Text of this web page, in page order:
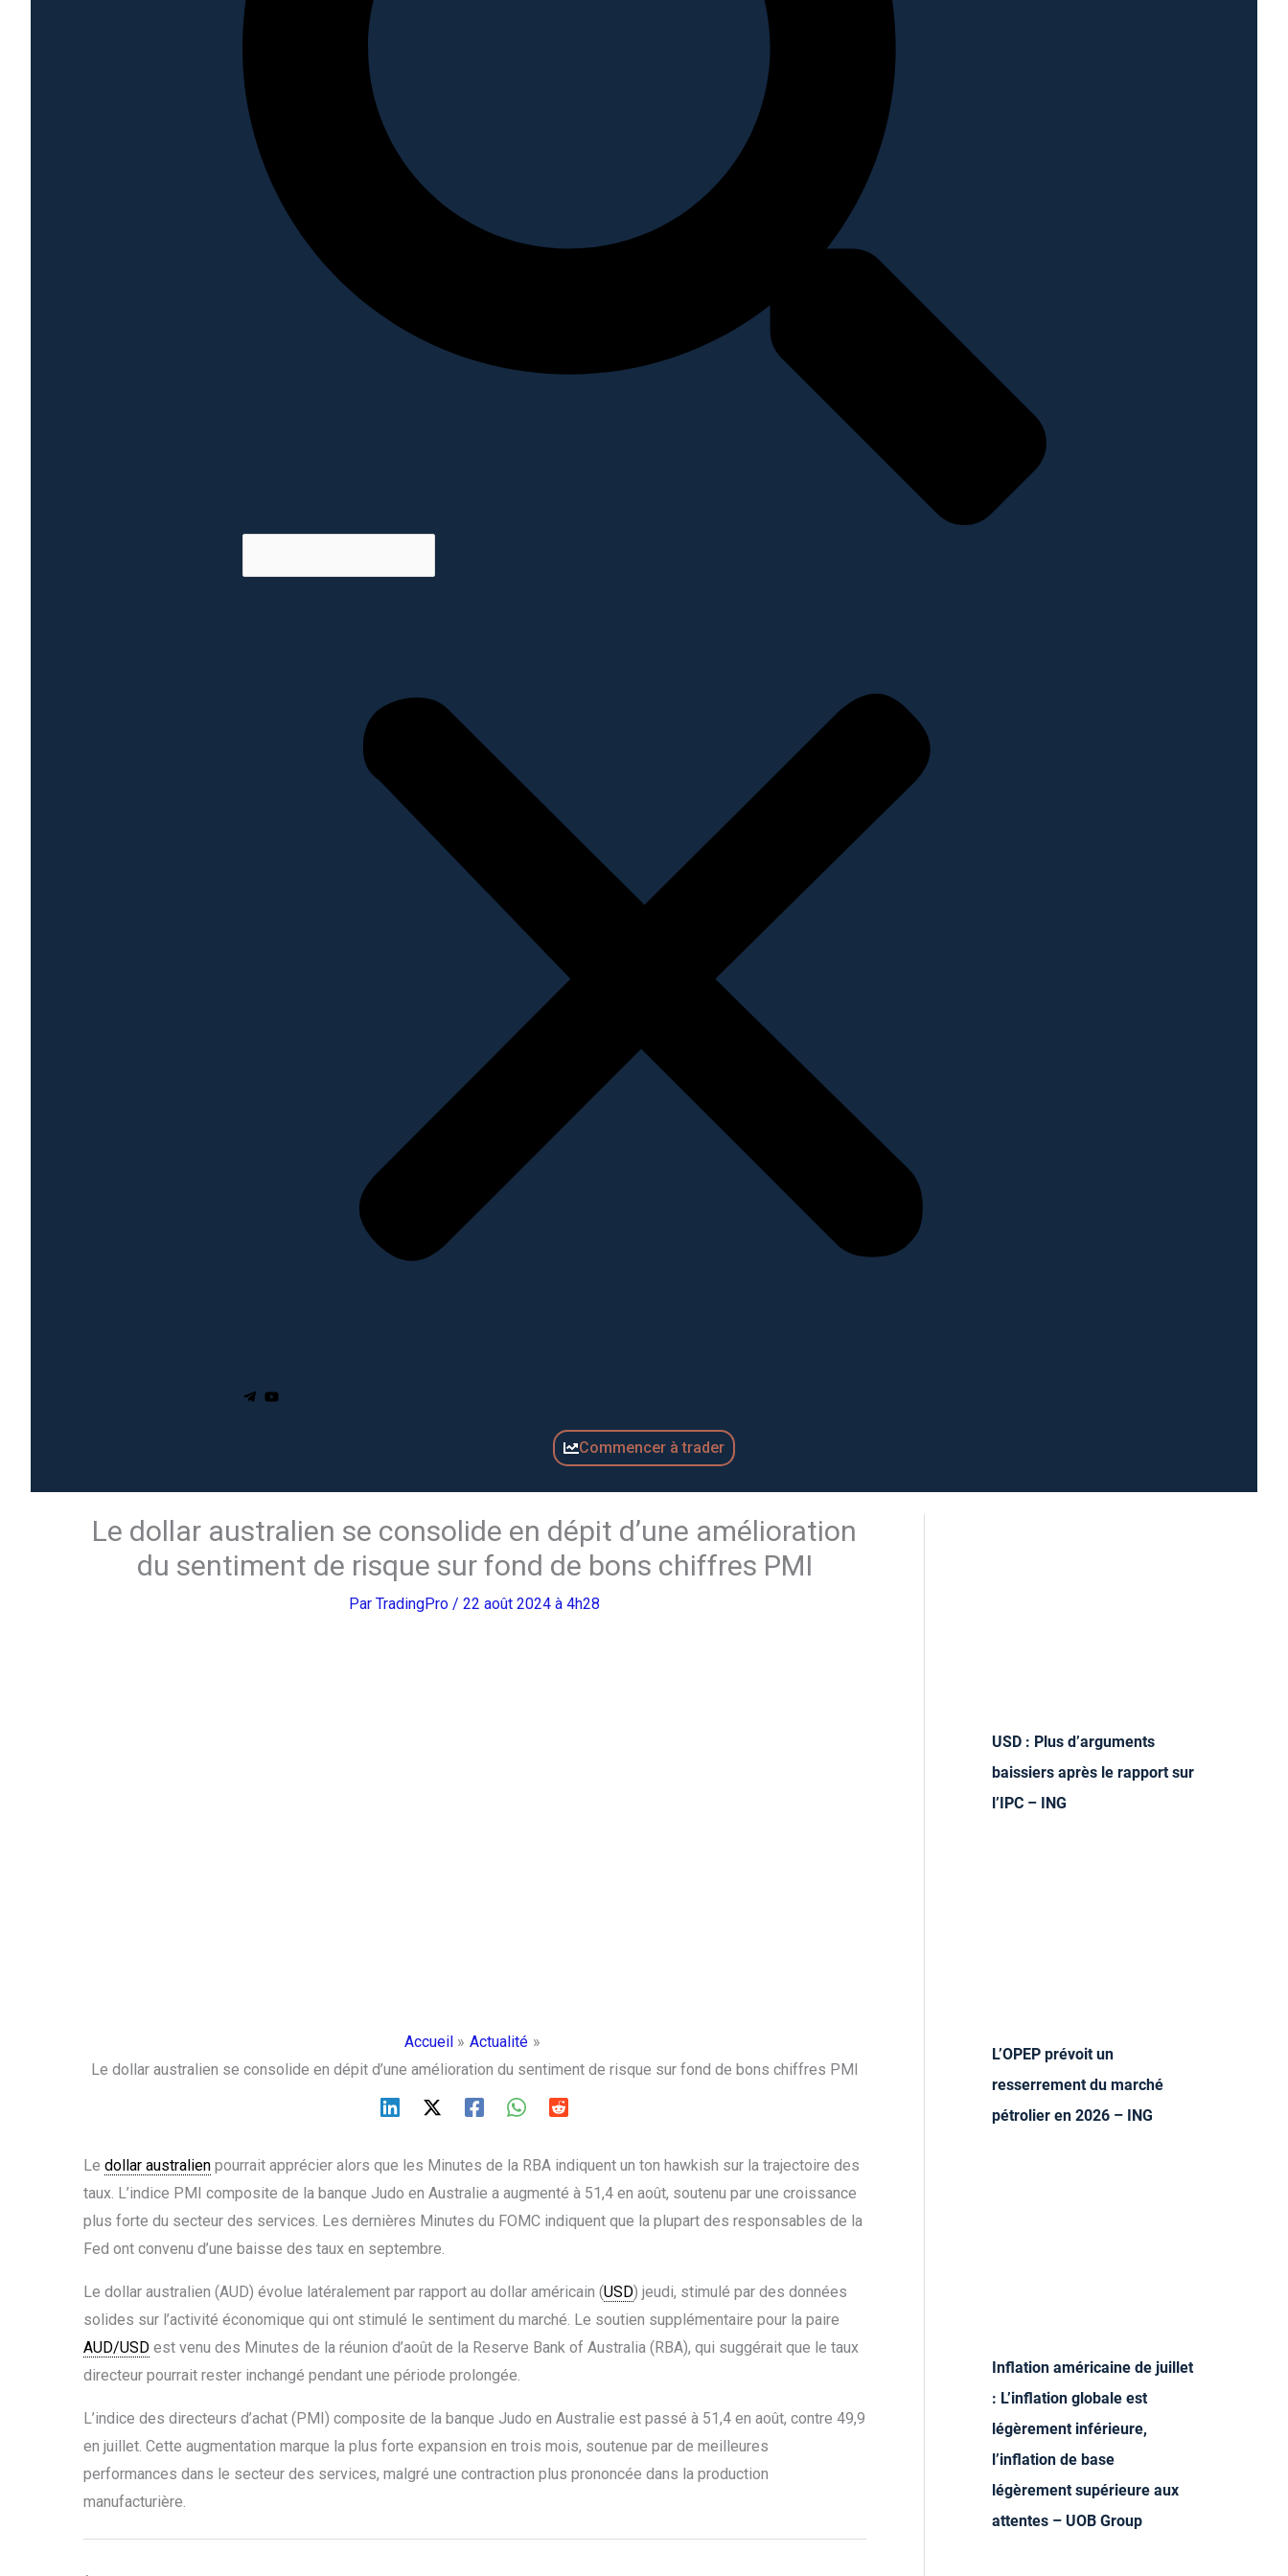
Commencer à trader
Le dollar australien se consolide en dépit d’une amélioration
du sentiment de risque sur fond de bons chiffres PMI
ParTradingPro/ 22 août 2024 à 4h28
Accueil
Actualité
Le dollar australien se consolide en dépit d’une amélioration du sentiment de risque sur fond de bons chiffres PMI
Le dollar australien pourrait apprécier alors que les Minutes de la RBA indiquent un ton hawkish sur la trajectoire des
taux. L’indice PMI composite de la banque Judo en Australie a augmenté à 51,4 en août, soutenu par une croissance
plus forte du secteur des services. Les dernières Minutes du FOMC indiquent que la plupart des responsables de la
Fed ont convenu d’une baisse des taux en septembre.
Le dollar australien (AUD) évolue latéralement par rapport au dollar américain (USD) jeudi, stimulé par des données
solides sur l’activité économique qui ont stimulé le sentiment du marché. Le soutien supplémentaire pour la paire
AUD/USD est venu des Minutes de la réunion d’août de la Reserve Bank of Australia (RBA), qui suggérait que le taux
directeur pourrait rester inchangé pendant une période prolongée.
L’indice des directeurs d’achat (PMI) composite de la banque Judo en Australie est passé à 51,4 en août, contre 49,9
en juillet. Cette augmentation marque la plus forte expansion en trois mois, soutenue par de meilleures
performances dans le secteur des services, malgré une contraction plus prononcée dans la production
manufacturière.
USD : Plus d’arguments
baissiers après le rapport sur
l’IPC – ING
L’OPEP prévoit un
resserrement du marché
pétrolier en 2026 – ING
Inflation américaine de juillet
: L’inflation globale est
légèrement inférieure,
l’inflation de base
légèrement supérieure aux
attentes – UOB Group